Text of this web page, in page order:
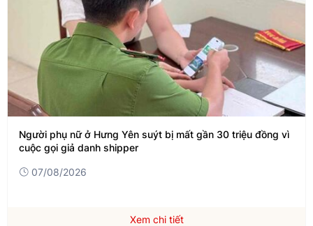
Người phụ nữ ở Hưng Yên suýt bị mất gần 30 triệu đồng vì
cuộc gọi giả danh shipper
07/08/2026
Xem chi tiết